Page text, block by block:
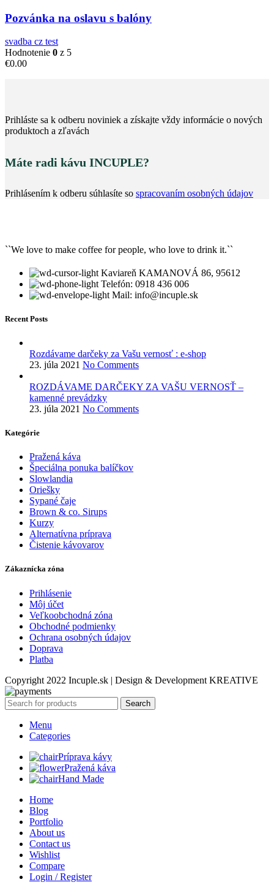
Pozvánka na oslavu s balóny
svadba cz test
Hodnotenie 0 z 5
€0.00
Prihláste sa k odberu noviniek a získajte vždy informácie o nových
produktoch a zľavách
Máte radi kávu INCUPLE?
Prihlásením k odberu súhlasíte so spracovaním osobných údajov
``We love to make coffee for people, who love to drink it.``
Kaviareň KAMANOVÁ 86, 95612
Telefón: 0918 436 006
Mail: info@incuple.sk
Recent Posts
Rozdávame darčeky za Vašu vernosť : e-shop
23. júla 2021 No Comments
ROZDÁVAME DARČEKY ZA VAŠU VERNOSŤ –
kamenné prevádzky
23. júla 2021 No Comments
Kategórie
Pražená káva
Špeciálna ponuka balíčkov
Slowlandia
Oriešky
Sypané čaje
Brown & co. Sirups
Kurzy
Alternatívna príprava
Čistenie kávovarov
Zákaznícka zóna
Prihlásenie
Môj účet
Veľkoobchodná zóna
Obchodné podmienky
Ochrana osobných údajov
Doprava
Platba
Copyright 2022 Incuple.sk | Design & Development KREATIVE
Search
Menu
Categories
Príprava kávy
Pražená káva
Hand Made
Home
Blog
Portfolio
About us
Contact us
Wishlist
Compare
Login / Register